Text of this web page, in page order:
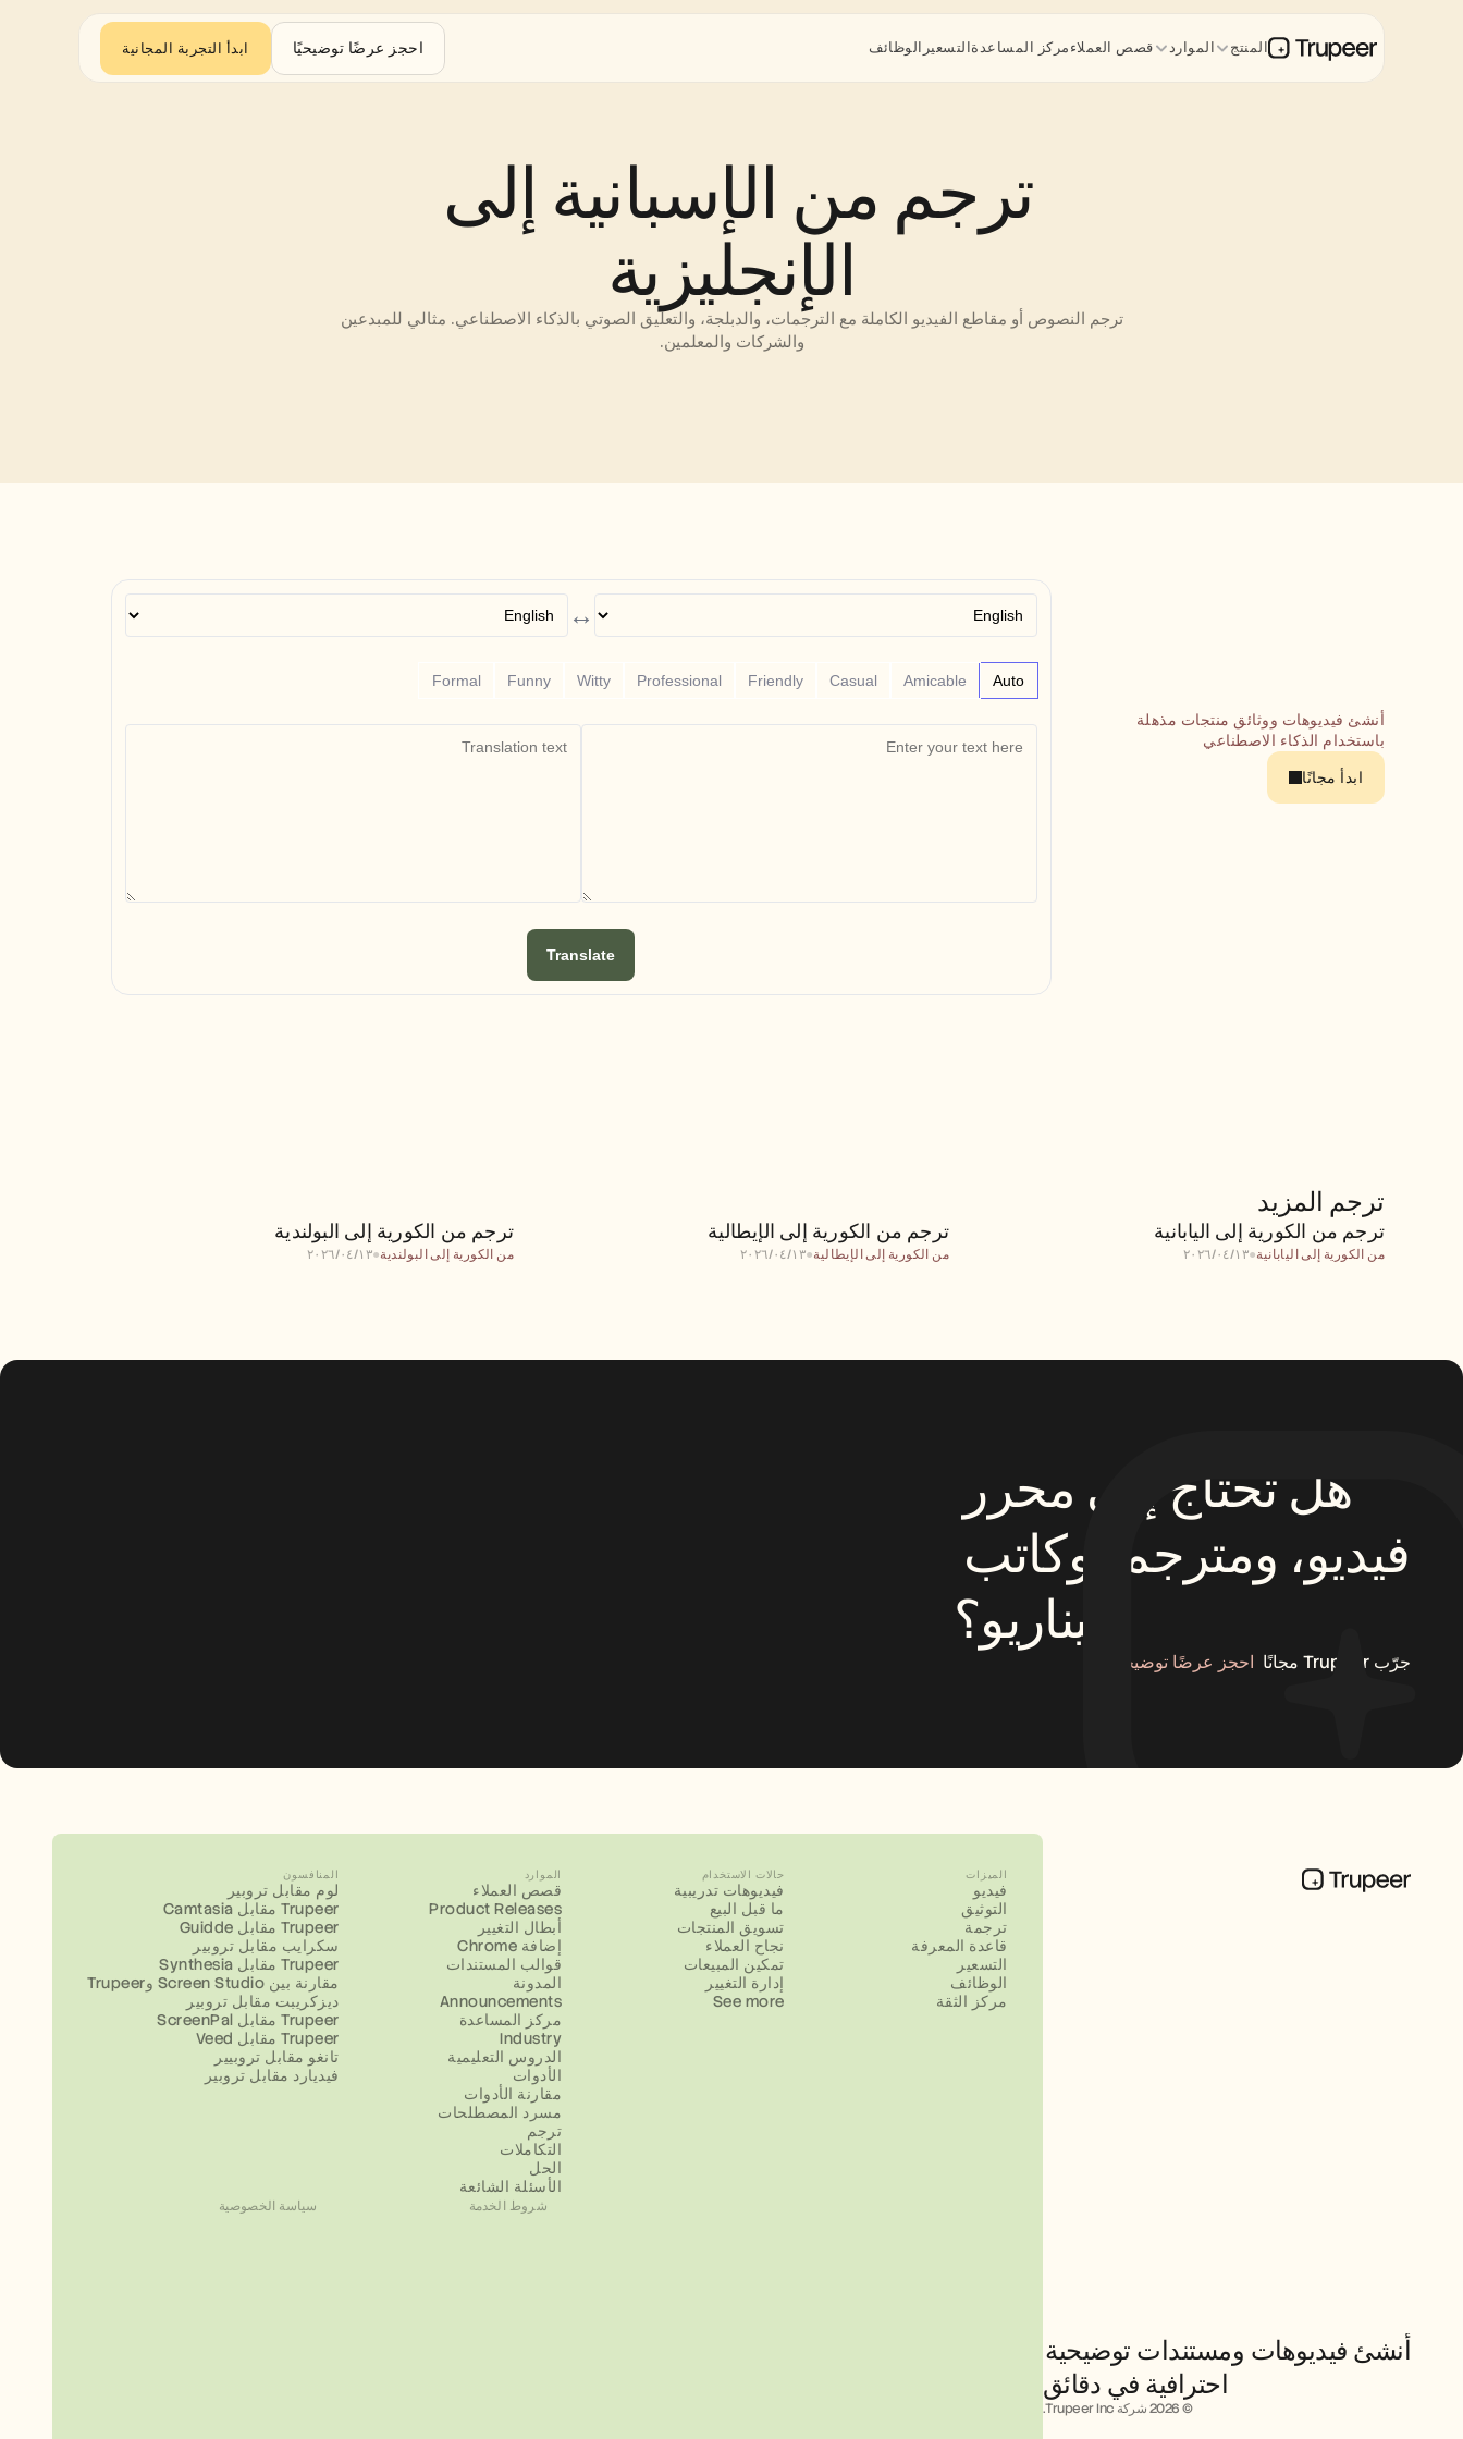
الإنجليزية
والشركات والمعلمين.
باستخدام الذكاء الاصطناعي
ابدأ مجانًا
↔
Auto
Amicable
Casual
Friendly
Professional
Witty
Funny
Formal
Translate
ترجم المزيدترجم من الكورية إلى اليابانية
ترجم من الكورية إلى اليابانية
من الكورية إلى اليابانية●١٣‏/٠٤‏/٢٠٢٦
ترجم من الكورية إلى الإيطالية
ترجم من الكورية إلى الإيطالية
من الكورية إلى الإيطالية●١٣‏/٠٤‏/٢٠٢٦
ترجم من الكورية إلى البولندية
ترجم من الكورية إلى البولندية
من الكورية إلى البولندية●١٣‏/٠٤‏/٢٠٢٦
سيناريو؟
جرّب Trupeer مجانًا احجز عرضًا توضيحيًا
احترافية في دقائق
© 2026 شركة Trupeer Inc.
الميزات
فيديو
التوثيق
ترجمة
قاعدة المعرفة
التسعير
الوظائف
مركز الثقة
حالات الاستخدام
فيديوهات تدريبية
ما قبل البيع
تسويق المنتجات
نجاح العملاء
تمكين المبيعات
إدارة التغيير
See more
الموارد
قصص العملاء
Product Releases
أبطال التغيير
إضافة Chrome
قوالب المستندات
المدونة
Announcements
مركز المساعدة
Industry
الدروس التعليمية
الأدوات
مقارنة الأدوات
مسرد المصطلحات
ترجم
التكاملات
الحل
الأسئلة الشائعة
المنافسون
لوم مقابل تروبير
Camtasia مقابل Trupeer
Guidde مقابل Trupeer
سكرايب مقابل تروبير
Synthesia مقابل Trupeer
مقارنة بين Screen Studio وTrupeer
ديزكريبت مقابل تروبير
ScreenPal مقابل Trupeer
Veed مقابل Trupeer
تانغو مقابل تروبيير
فيديارد مقابل تروبير
شروط الخدمة سياسة الخصوصية
المنتج الموارد قصص العملاءمركز المساعدةالتسعير الوظائف احجز عرضًا توضيحيًا ابدأ التجربة المجانية